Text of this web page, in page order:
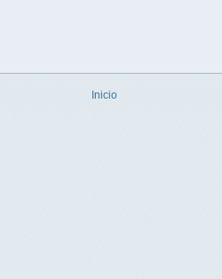
Inicio